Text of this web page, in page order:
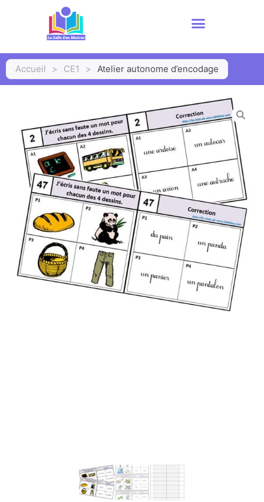
Accueil > CE1 > Atelier autonome d’encodage